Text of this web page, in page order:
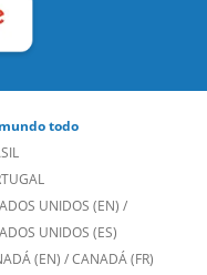
UNIDOS (EN)
UNIDOS (ES)
(EN)/CANADÁ (FR)
UNIDO E IRLANDA